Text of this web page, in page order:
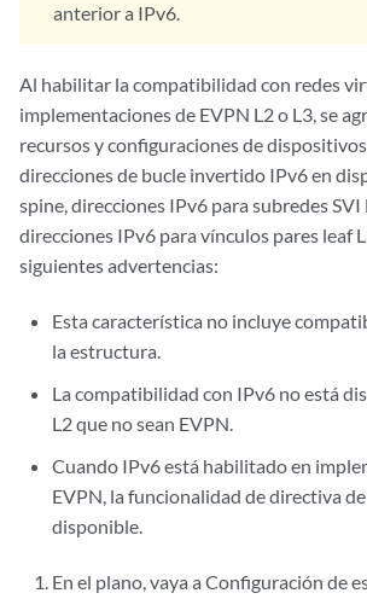
anterior a IPv6.
Al habilitar la compatibilidad con redes
implementaciones de EVPN L2 o L3, se
recursos y configuraciones de
direcciones de bucle invertido IPv6 en
spine, direcciones IPv6 para subredes
direcciones IPv6 para vínculos pares leaf
siguientes advertencias:
Esta característica no incluye
la estructura.
La compatibilidad con IPv6 no está
L2 que no sean EVPN.
Cuando IPv6 está habilitado en
EVPN, la funcionalidad de directiva
disponible.
En el plano, vaya a Configuración de